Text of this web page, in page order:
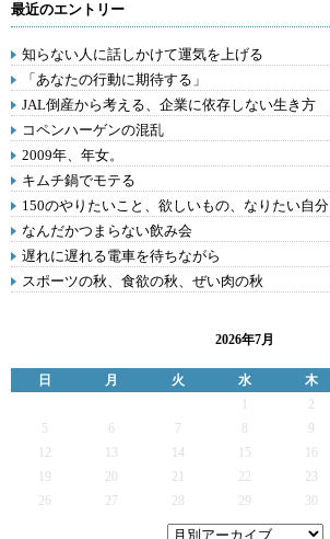
最近のエントリー
知らない人に話しかけて運気を上げる
「あなたの行動に期待する」
JAL倒産から考える、企業に依存しない生き方
コペンハーゲンの混乱
2009年、年女。
キムチ鍋でモテる
150のやりたいこと、欲しいもの、なりたい自分
なんだかつまらない飲み会
遅れに遅れる電車を待ちながら
スポーツの秋、食欲の秋、ぜい肉の秋
2026年7月
日 月 火 水 木
2
5
6 7 9
12
13 14 15 16
19
20 21 22 23
26
27 28 29 30